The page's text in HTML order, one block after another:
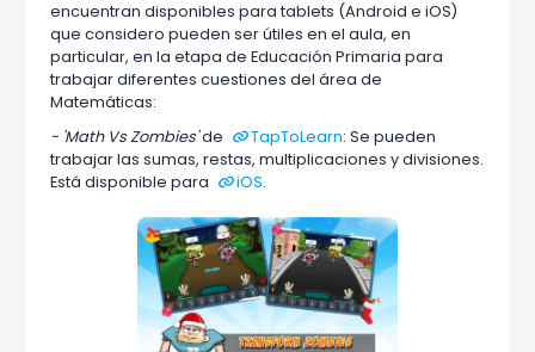
encuentran disponibles para tablets (Android e iOS)
que considero pueden ser útiles en el aula, en
particular, en la etapa de Educación Primaria para
trabajar diferentes cuestiones del área de
Matemáticas:
- 'Math Vs Zombies'de TapToLearn: Se pueden
trabajar las sumas, restas, multiplicaciones y divisiones.
Está disponible para
iOS.